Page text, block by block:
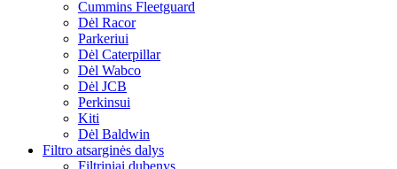
Cummins Fleetguard
Dėl Racor
Parkeriui
Dėl Caterpillar
Dėl Wabco
Dėl JCB
Perkinsui
Kiti
Dėl Baldwin
Filtro atsarginės dalys
Filtriniai dubenys